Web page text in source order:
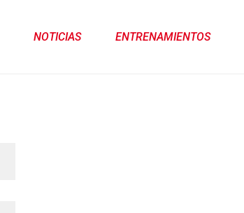
NOTICIAS ENTRENAMIENTOS